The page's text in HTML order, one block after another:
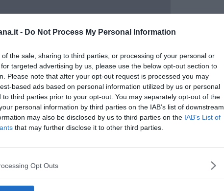
- Do Not Process My Personal Information
the sale, sharing to third parties, or processing of your personal or
targeted advertising by us, please use the below opt-out section to
Please note that after your opt-out request is processed you may
based ads based on personal information utilized by us or personal
to third parties prior to your opt-out. You may separately opt-out of the
personal information by third parties on the IAB’s list of downstream
may also be disclosed by us to third parties on the IAB’s List of
that may further disclose it to other third parties.
Opt Outs